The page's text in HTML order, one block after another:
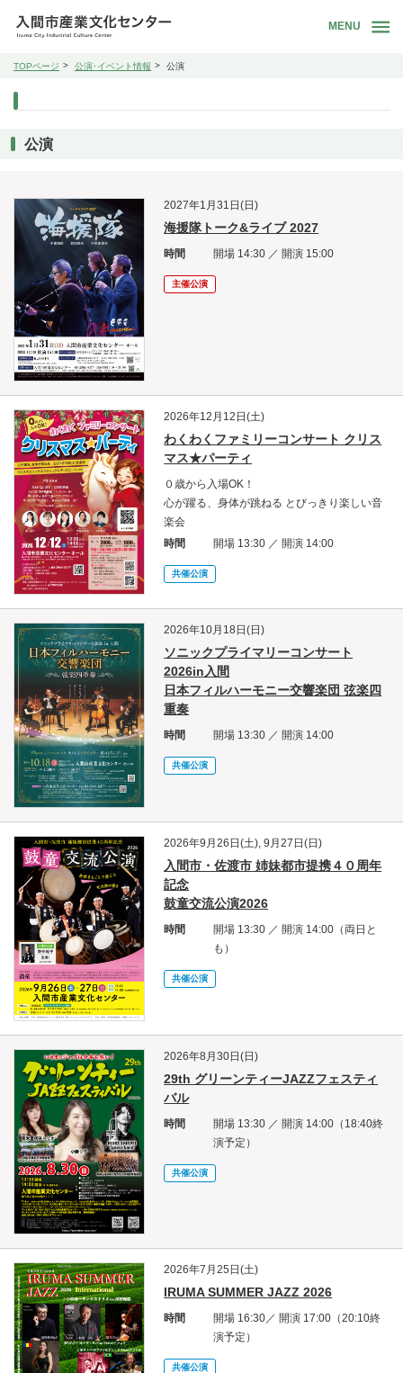
MENU
TOPページ 公演･イベント情報 公演
公演
2027年1月31日(日)
海援隊トーク&ライブ 2027
時間 開場 14:30 ／ 開演 15:00
主催公演
2026年12月12日(土)
わくわくファミリーコンサート クリス
マス★パーティ
０歳から入場OK！
心が躍る、身体が跳ねる とびっきり楽しい音
楽会
時間
開場 13:30 ／ 開演 14:00
共催公演
2026年10月18日(日)
ソニックプライマリーコンサート
2026in入間
日本フィルハーモニー交響楽団 弦楽四
重奏
時間 開場 13:30 ／ 開演 14:00
共催公演
2026年9月26日(土), 9月27日(日)
入間市・佐渡市 姉妹都市提携４０周年
記念
鼓童交流公演2026
時間
開場 13:30 ／ 開演 14:00（両日と
も）
共催公演
2026年8月30日(日)
29th グリーンティーJAZZフェスティ
バル
時間
開場 13:30 ／ 開演 14:00（18:40終
演予定）
共催公演
2026年7月25日(土)
IRUMA SUMMER JAZZ 2026
時間
開場 16:30／ 開演 17:00（20:10終
演予定）
共催公演